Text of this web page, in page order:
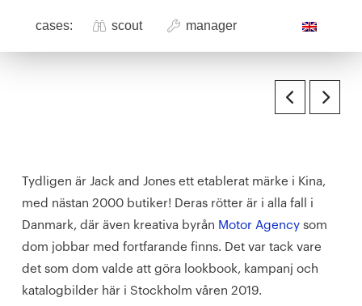
cases: scout manager
Tydligen är Jack and Jones ett etablerat märke i Kina,
med nästan 2000 butiker! Deras rötter är i alla fall i
Danmark, där även kreativa byrån Motor Agencysom
dom jobbar med fortfarande finns. Det var tack vare
det som dom valde att göra lookbook, kampanj och
katalogbilder här i Stockholm våren 2019.